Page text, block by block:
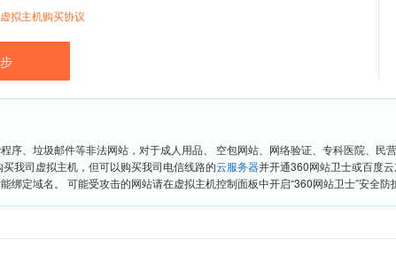
虚拟主机购买协议
、垃圾邮件等非法网站，对于成人用品、 空包网站、网络验证、专科医院、民
我司虚拟主机，但可以购买我司电信线路的云服务器并开通360网站卫士或百度云
绑定域名。 可能受攻击的网站请在虚拟主机控制面板中开启“360网站卫士”安全防